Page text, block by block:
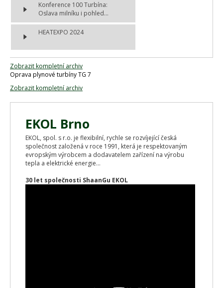
Konference 100 Turbína:
Oslava milníku i pohled...
HEATEXPO 2024
Zobrazit kompletní archiv
Oprava plynové turbíny TG 7
Zobrazit kompletní archiv
EKOL Brno
EKOL, spol. s r.o. je flexibilní, rychle se rozvíjející česká
společnost založená v roce 1991, která je respektovaným
evropským výrobcem a dodavatelem zařízení na výrobu
tepla a elektrické energie...
30 let společnosti ShaanGu EKOL